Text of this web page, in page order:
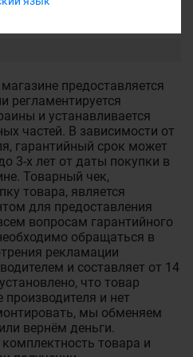
предоставляется
регламентируется
и устанавливается
частей. В зависимости от
гарантийный срок может
3-х лет от даты покупки в
Товарный чек,
товара, является
для предоставления
вопросам гарантийного
обращаться в
рекламации
и составляет от 14
что товар
и нет
мы обменяем
вернём деньги.
товара и